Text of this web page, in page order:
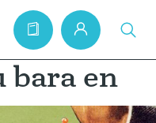
bara en